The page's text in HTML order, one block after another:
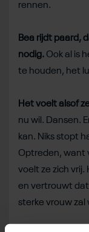
rennen.
Bea rijdt paard,
nodig. Ook al is
te houden, het
Het voelt alsof
nu wil. Dansen.
kan. Niks stopt
Optreden, want
voelt ze zich vrij.
en vertrouwt
sterke vrouw zal